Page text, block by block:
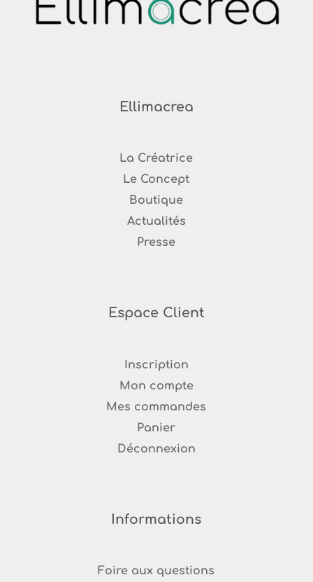
Ellimacrea
La Créatrice
Le Concept
Boutique
Actualités
Presse
Espace Client
Inscription
Mon compte
Mes commandes
Panier
Déconnexion
Informations
Foire aux questions